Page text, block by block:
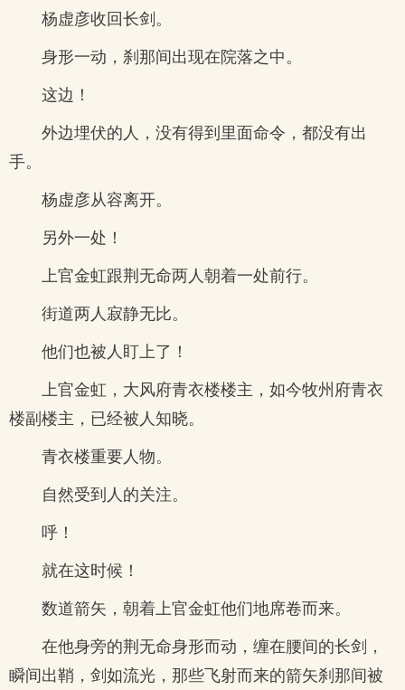
杨虚彦收回长剑。
身形一动，刹那间出现在院落之中。
这边！
外边埋伏的人，没有得到里面命令，都没有出
手。
杨虚彦从容离开。
另外一处！
上官金虹跟荆无命两人朝着一处前行。
街道两人寂静无比。
他们也被人盯上了！
上官金虹，大风府青衣楼楼主，如今牧州府青衣
楼副楼主，已经被人知晓。
青衣楼重要人物。
自然受到人的关注。
呼！
就在这时候！
数道箭矢，朝着上官金虹他们地席卷而来。
在他身旁的荆无命身形而动，缠在腰间的长剑，
瞬间出鞘，剑如流光，那些飞射而来的箭矢刹那间被